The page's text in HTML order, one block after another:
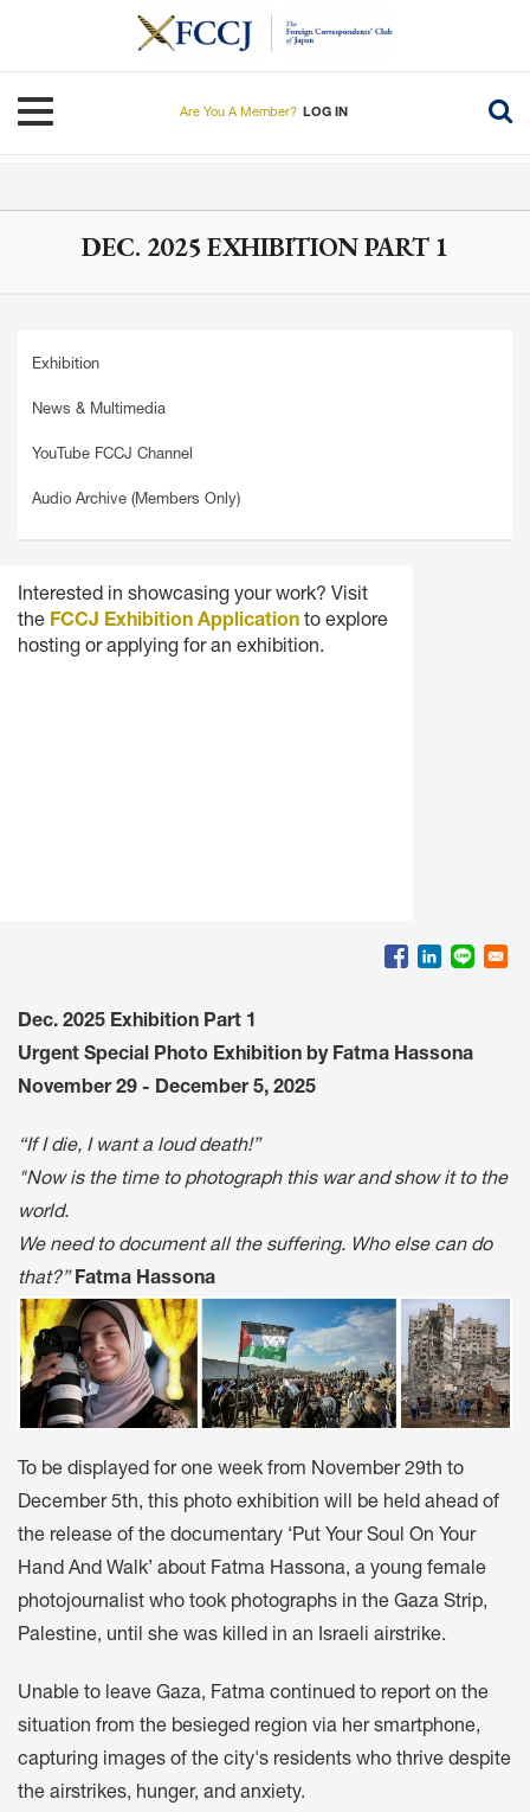
Toggle navigation
Are You A Member? LOG IN
DEC. 2025 EXHIBITION PART 1
Exhibition
News & Multimedia
YouTube FCCJ Channel
Audio Archive (Members Only)
Interested in showcasing your work? Visit
the FCCJ Exhibition Application to explore
hosting or applying for an exhibition.
Dec. 2025 Exhibition Part 1
Urgent Special Photo Exhibition by Fatma Hassona
November 29 - December 5, 2025
“If I die, I want a loud death!”
"Now is the time to photograph this war and show it to the
world.
We need to document all the suffering. Who else can do
that?” Fatma Hassona
To be displayed for one week from November 29th to
December 5th, this photo exhibition will be held ahead of
the release of the documentary ‘Put Your Soul On Your
Hand And Walk’ about Fatma Hassona, a young female
photojournalist who took photographs in the Gaza Strip,
Palestine, until she was killed in an Israeli airstrike.
Unable to leave Gaza, Fatma continued to report on the
situation from the besieged region via her smartphone,
capturing images of the city's residents who thrive despite
the airstrikes, hunger, and anxiety.